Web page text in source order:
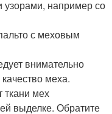
узорами, например со
с меховым
внимательно
меха.
ткани мех
выделке. Обратите